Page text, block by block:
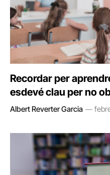
Recordar per
esdevé clau per no
Albert Reverter Garcia